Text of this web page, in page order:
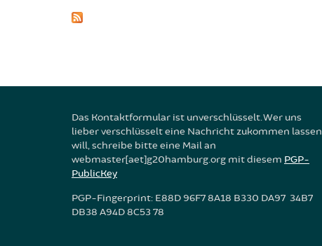
Das Kontaktformular ist unverschlüsselt. Wer uns
lieber verschlüsselt eine Nachricht zukommen lassen
will, schreibe bitte eine Mail an
webmaster[aet]g20hamburg.org mit diesem PGP-
PublicKey
PGP-Fingerprint: E88D 96F7 8A18 B330 DA97 34B7
DB38 A94D 8C53 78